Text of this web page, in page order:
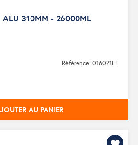
ALU 310MM - 26000ML
Référence: 016021FF
AU PANIER